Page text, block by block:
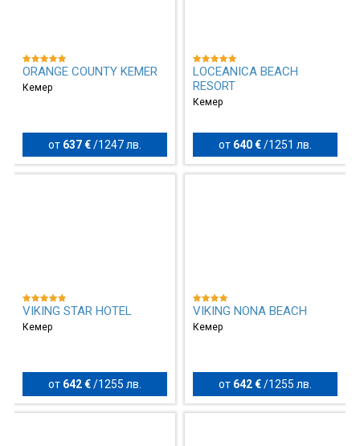
ORANGE COUNTY KEMER
Кемер
от 637 € / 1247 лв.
LOCEANICA BEACH
RESORT
Кемер
от 640 €/ 1251 лв.
VIKING STAR HOTEL
Кемер
от 642 € / 1255 лв.
VIKING NONA BEACH
Кемер
от 642 €/ 1255 лв.